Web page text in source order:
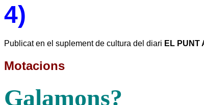
4)
Publicat en el suplement de cultura del diari EL PUNT
Motacions
Galamons?